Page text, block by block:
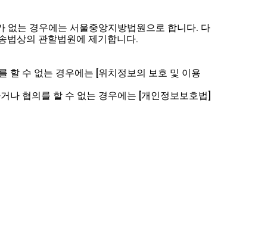
없는 경우에는 서울중앙지방법원으로 합니다. 다
법상의 관할법원에 제기합니다.
할 수 없는 경우에는 [위치정보의 보호 및 이용
나 협의를 할 수 없는 경우에는 [개인정보보호법]